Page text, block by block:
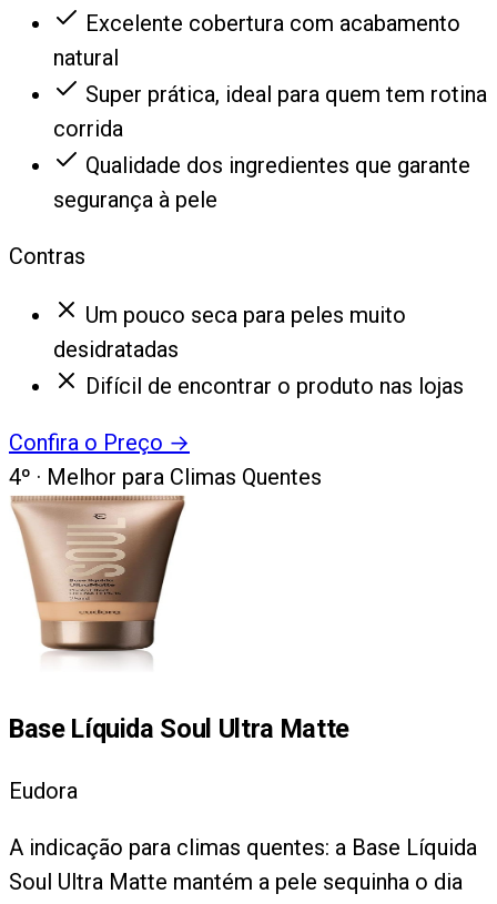
Excelente cobertura com acabamento
natural
Super prática, ideal para quem tem rotina
corrida
Qualidade dos ingredientes que garante
segurança à pele
Contras
Um pouco seca para peles muito
desidratadas
Difícil de encontrar o produto nas lojas
Confira o Preço →
4º · Melhor para Climas Quentes
Base Líquida Soul Ultra Matte
Eudora
A indicação para climas quentes: a Base Líquida
Soul Ultra Matte mantém a pele sequinha o dia